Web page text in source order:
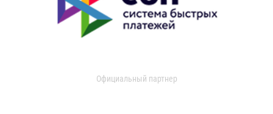
Официальный партнер